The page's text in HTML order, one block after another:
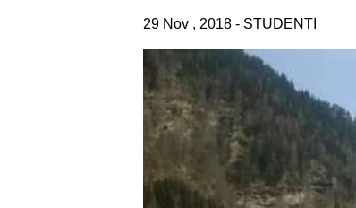
29 Nov , 2018 - STUDENTI